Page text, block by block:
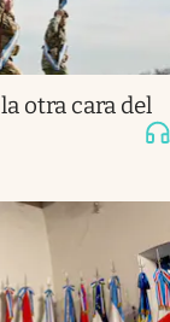
otra cara del